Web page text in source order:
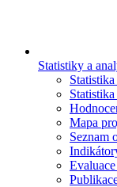
Statistiky a
Mapa
Seznam